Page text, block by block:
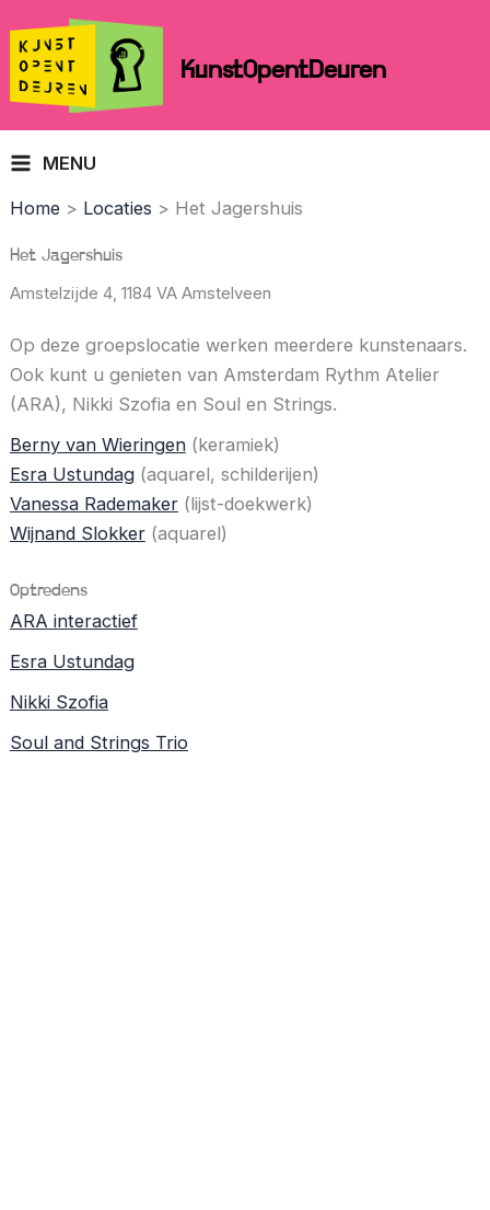
content
KunstOpentDeuren
MENU
Home Locaties Het Jagershuis
Het Jagershuis
Amstelzijde 4, 1184 VA Amstelveen
Op deze groepslocatie werken meerdere kunstenaars.
Ook kunt u genieten van Amsterdam Rythm Atelier
(ARA), Nikki Szofia en Soul en Strings.
Berny van Wieringen(keramiek)
Esra Ustundag(aquarel, schilderijen)
Vanessa Rademaker(lijst-doekwerk)
Wijnand Slokker(aquarel)
Optredens
ARA interactief
Esra Ustundag
Nikki Szofia
Soul and Strings Trio